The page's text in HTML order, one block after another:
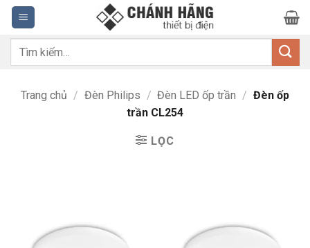
Bỏ
qua
nội
dung
Tìm
Trang chủ / Đèn Philips / Đèn LED ốp trần / Đèn ốp
trần CL254
LỌC